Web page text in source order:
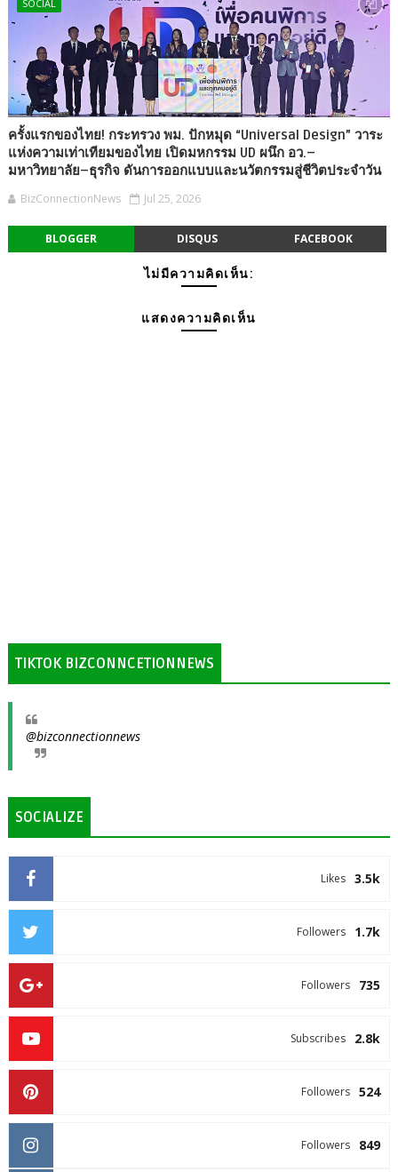
SOCIAL
ครั้งแรกของไทย! กระทรวง พม. ปักหมุด “Universal Design” วาระ
แห่งความเท่าเทียมของไทย เปิดมหกรรม UD ผนึก อว.–
มหาวิทยาลัย–ธุรกิจ ดันการออกแบบและนวัตกรรมสู่ชีวิตประจำวัน
BizConnectionNews Jul 25, 2026
BLOGGER DISQUS FACEBOOK
ไม่มีความคิดเห็น:
แสดงความคิดเห็น
TIKTOK BIZCONNCETIONNEWS
@bizconnectionnews
SOCIALIZE
3.5k
Likes
1.7k
Followers
735
Followers
2.8k
Subscribes
524
Followers
849
Followers